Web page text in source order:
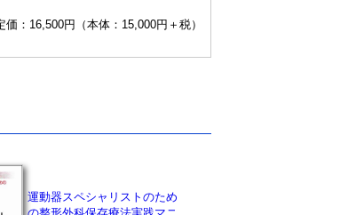
価：16,500円（本体：15,000円＋税）
運動器スペシャリストのため